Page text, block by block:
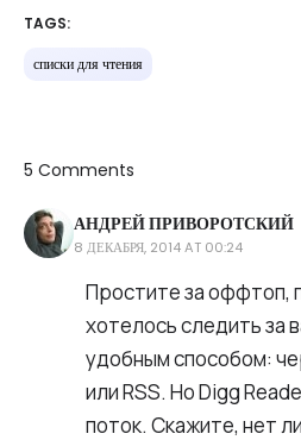
TAGS:
списки для чтения
5 Comments
Приворотский
АНДРЕЙ ПРИВОРОТСКИЙ
8 ДЕКАБРЯ, 2014 AT 00:24
Простите за оффтоп,
хотелось следить за
удобным способом:
или RSS. Но Digg
поток. Скажите, нет